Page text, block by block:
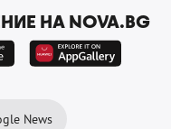
НА NOVA.BG
News